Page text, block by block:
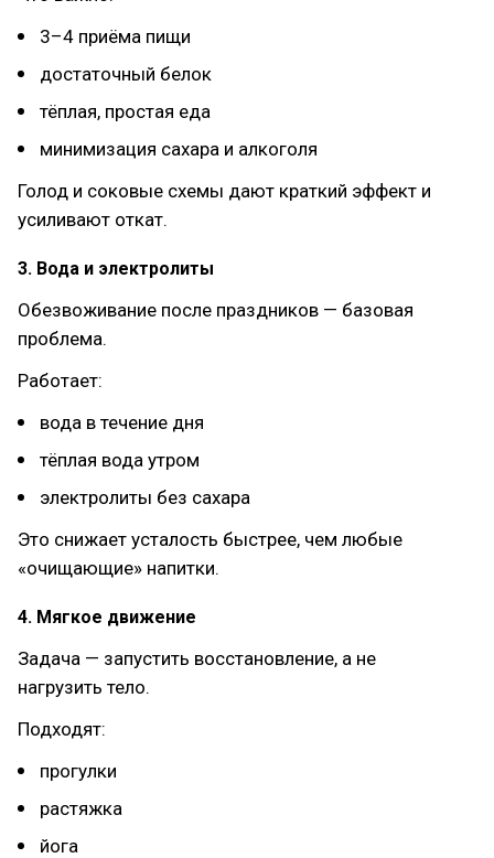
3–4 приёма пищи
достаточный белок
тёплая, простая еда
минимизация сахара и алкоголя
Голод и соковые схемы дают краткий эффект и
усиливают откат.
3. Вода и электролиты
Обезвоживание после праздников — базовая
проблема.
Работает:
вода в течение дня
тёплая вода утром
электролиты без сахара
Это снижает усталость быстрее, чем любые
«очищающие» напитки.
4. Мягкое движение
Задача — запустить восстановление, а не
нагрузить тело.
Подходят:
прогулки
растяжка
йога